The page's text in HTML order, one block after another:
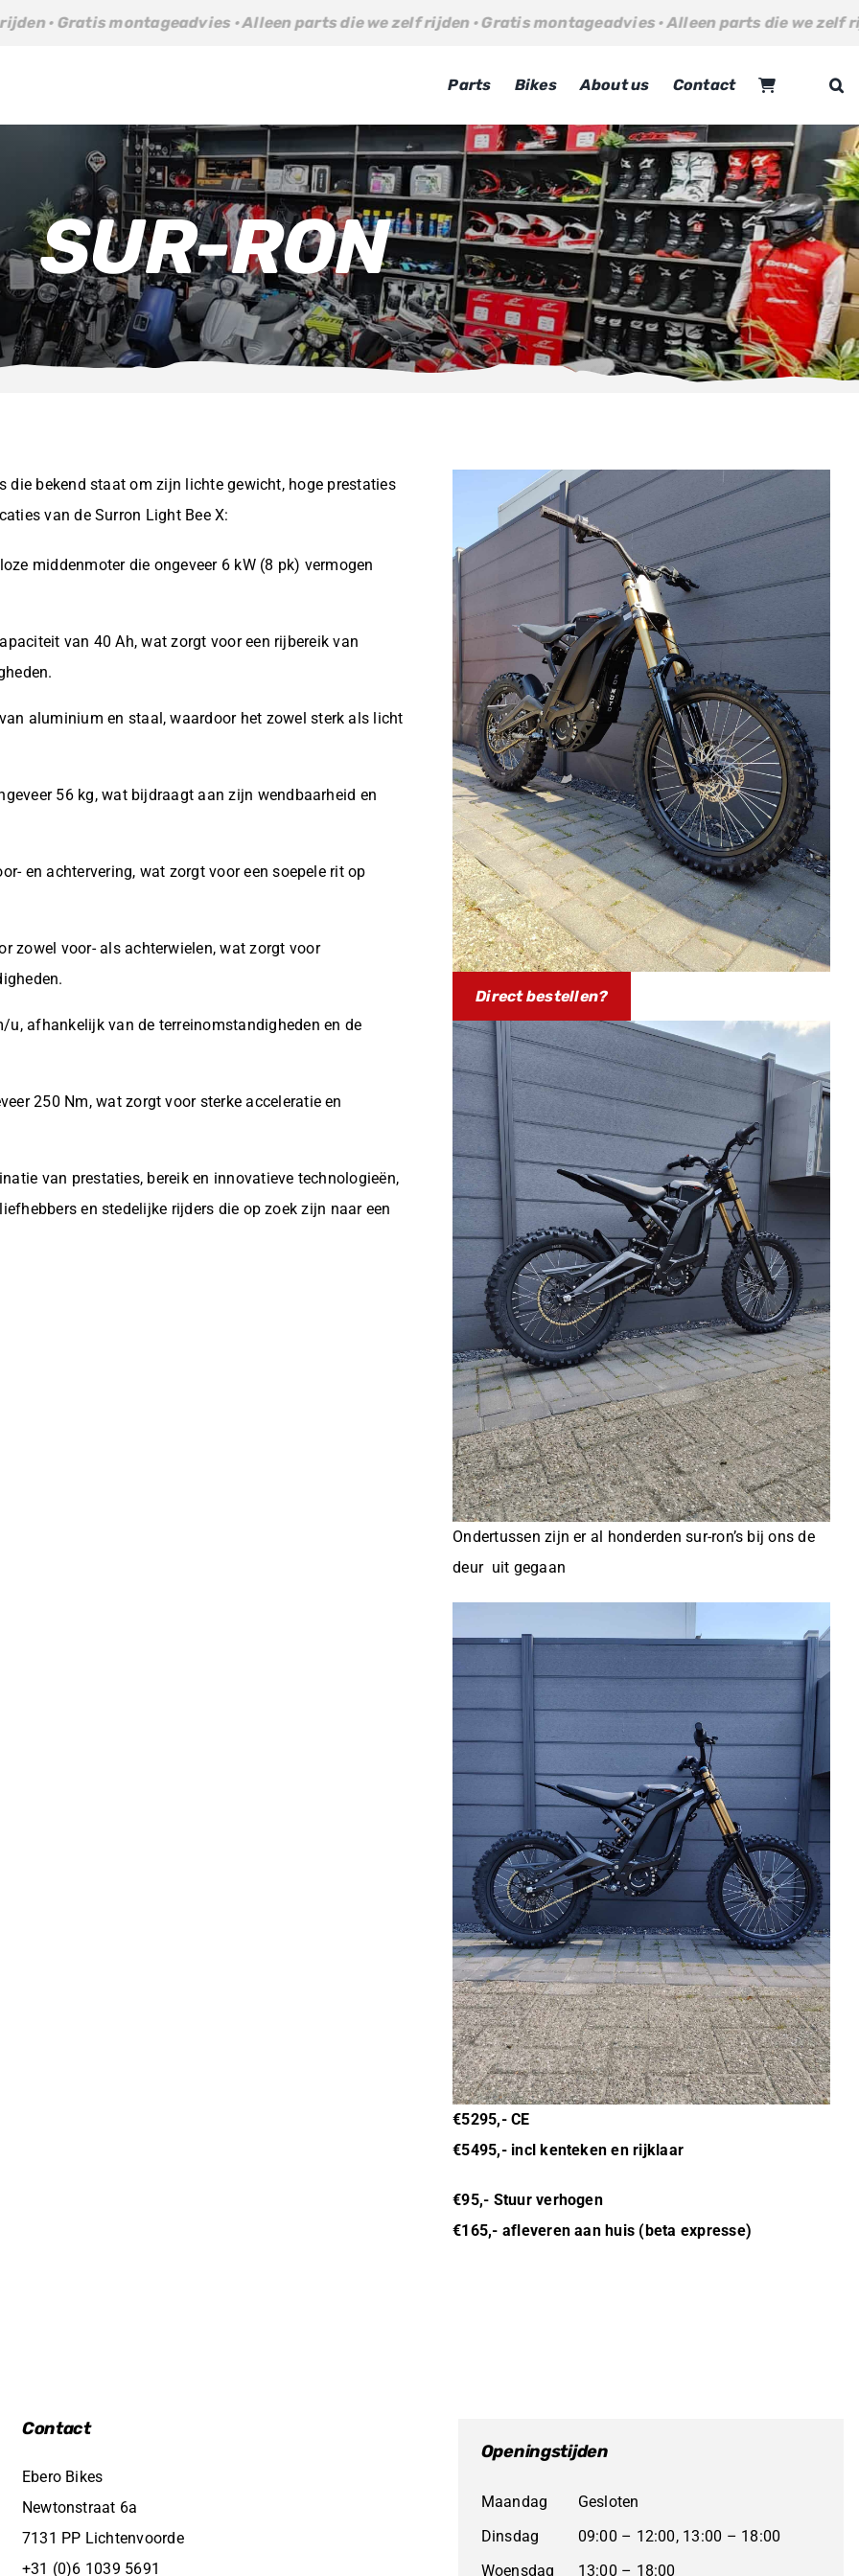
· Alleen parts die we zelf rijden · Gratis montageadvies · Alleen parts die we zelf rijden ·
Parts Bikes About us Contact
SUR-RON
die bekend staat om zijn lichte gewicht, hoge prestaties
van de Surron Light Bee X:
middenmoter die ongeveer 6 kW (8 pk) vermogen
van 40 Ah, wat zorgt voor een rijbereik van
aluminium en staal, waardoor het zowel sterk als licht
56 kg, wat bijdraagt aan zijn wendbaarheid en
en achtervering, wat zorgt voor een soepele rit op
zowel voor- als achterwielen, wat zorgt voor
afhankelijk van de terreinomstandigheden en de
250 Nm, wat zorgt voor sterke acceleratie en
van prestaties, bereik en innovatieve technologieën,
en stedelijke rijders die op zoek zijn naar een
Direct bestellen?
Ondertussen zijn er al honderden sur-ron’s bij ons de
deur uit gegaan
€5295,- CE
€5495,- incl kenteken en rijklaar
€95,- Stuur verhogen
€165,- afleveren aan huis (beta expresse)
Contact
Ebero Bikes
Newtonstraat 6a
7131 PP Lichtenvoorde
+31 (0)6 1039 5691
Openingstijden
Maandag
Gesloten
Dinsdag
09:00 – 12:00, 13:00 – 18:00
Woensdag
13:00 – 18:00